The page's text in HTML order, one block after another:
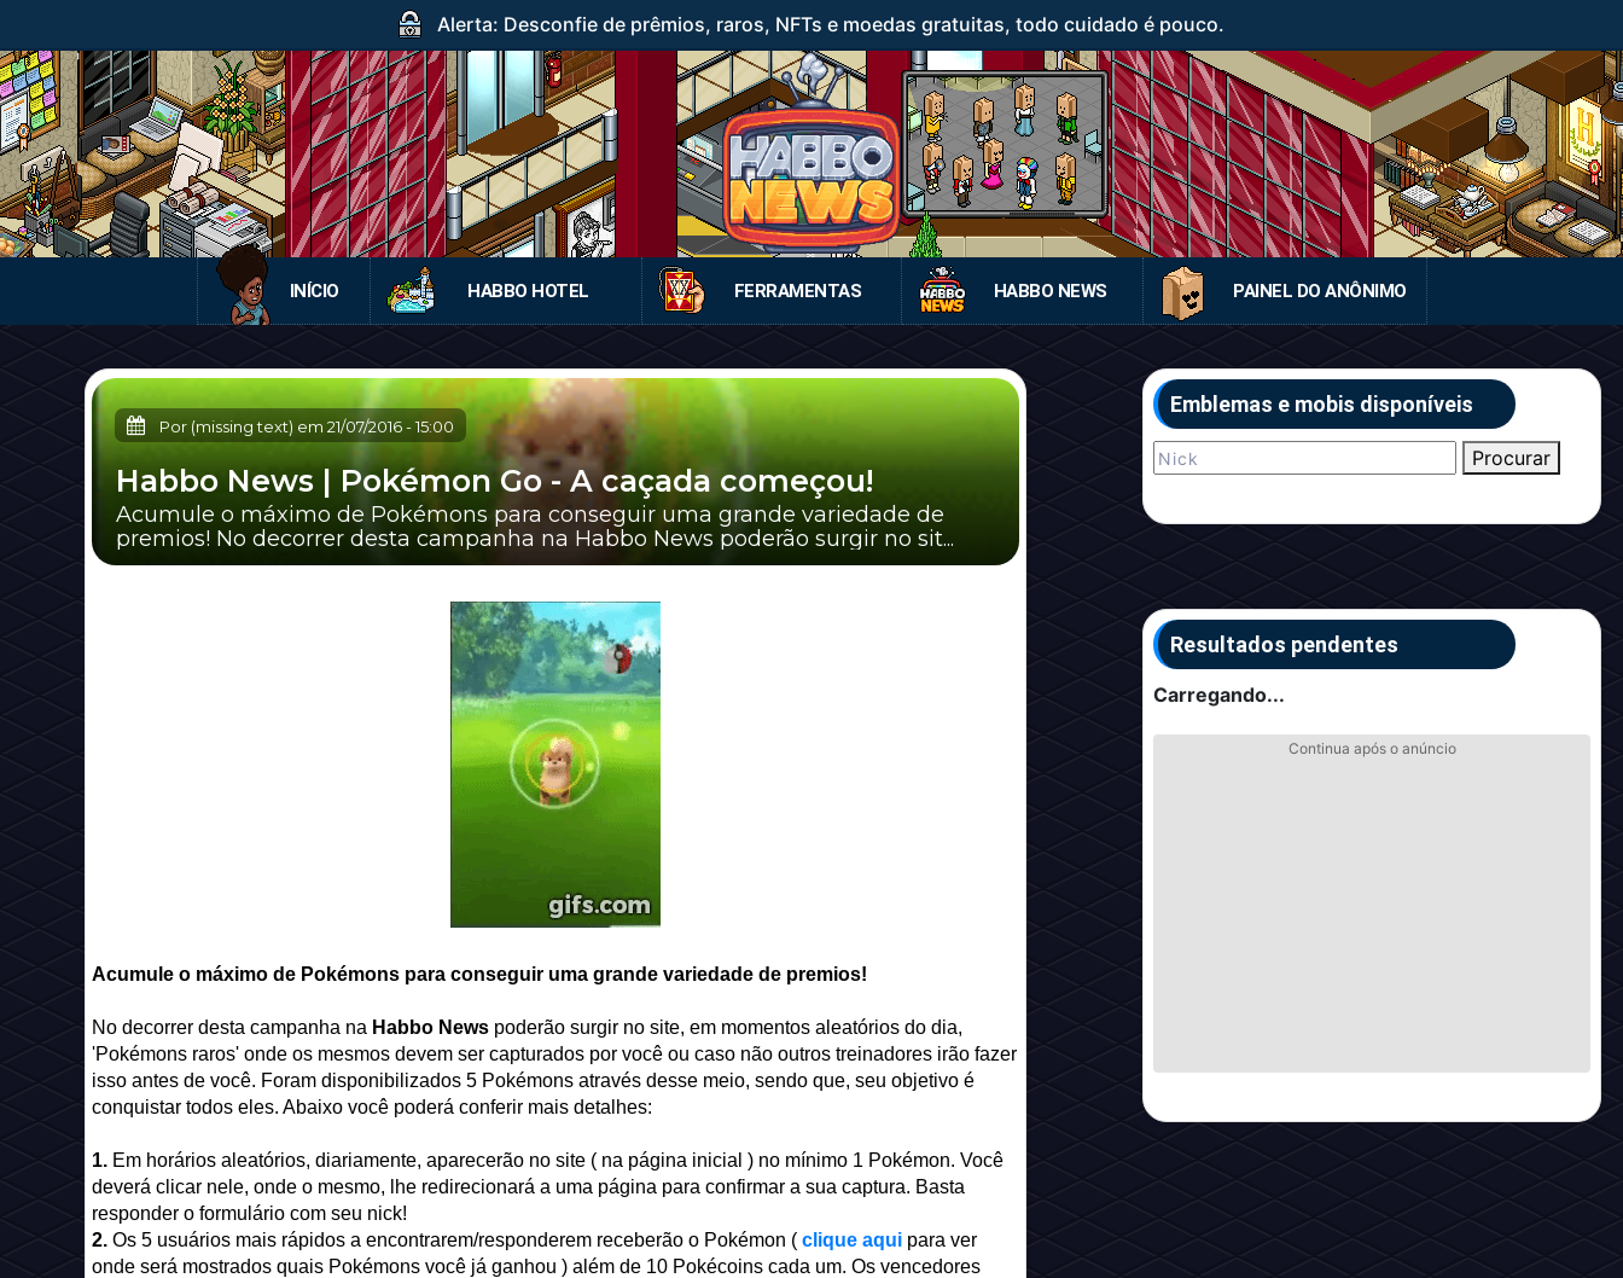
Alerta: Desconfie de prêmios, raros, NFTs e moedas gratuitas, todo cuidado é pouco.
INÍCIO HABBO HOTEL FERRAMENTAS HABBO NEWS PAINEL DO ANÔNIMO
Por (missing text) em 21/07/2016-15:00
Habbo News | Pokémon Go - A caçada começou!
Acumule o máximo de Pokémons para conseguir uma grande variedade de
premios! No decorrer desta campanha na Habbo News poderão surgir no sit...
Acumule o máximo de Pokémons para conseguir uma grande variedade de premios!
No decorrer desta campanha na Habbo News poderão surgir no site, em momentos aleatórios do dia,
'Pokémons raros' onde os mesmos devem ser capturados por você ou caso não outros treinadores irão fazer
isso antes de você. Foram disponibilizados 5 Pokémons através desse meio, sendo que, seu objetivo é
conquistar todos eles. Abaixo você poderá conferir mais detalhes:
1. Em horários aleatórios, diariamente, aparecerão no site ( na página inicial ) no mínimo 1 Pokémon. Você
deverá clicar nele, onde o mesmo, lhe redirecionará a uma página para confirmar a sua captura. Basta
responder o formulário com seu nick!
2. Os 5 usuários mais rápidos a encontrarem/responderem receberão o Pokémon ( clique aqui para ver
onde será mostrados quais Pokémons você já ganhou ) além de 10 Pokécoins cada um. Os vencedores
Emblemas e mobis disponíveis
Procurar
Resultados pendentes
Carregando...